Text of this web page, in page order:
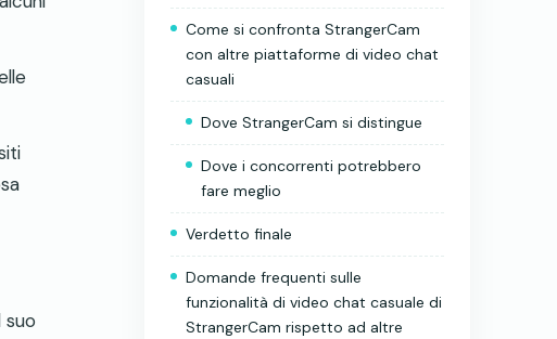
suo
Come si confronta StrangerCam
con altre piattaforme di video chat
casuali
Dove StrangerCam si distingue
Dove i concorrenti potrebbero
fare meglio
Verdetto finale
Domande frequenti sulle
funzionalità di video chat casuale di
StrangerCam rispetto ad altre